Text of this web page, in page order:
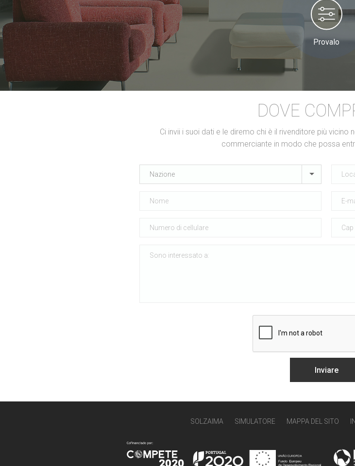
Provalo
DOVE
Ci invii i suoi dati e le diremo chi è il rivenditore più
commerciante in modo che possa
Nazione
SOLZAIMA SIMULATORE MAPPA DEL SITO